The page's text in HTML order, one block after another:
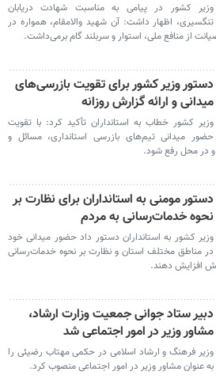
وزیر کشور در پیامی به مناسبت شهادت دریابان
تنگسیری، اظهار داشت: آن شهید والامقام، همواره در
از منافع ملی، استوار و سربلند گام برمی‌داشت.
دستور وزیر کشور برای تقویت بازرسی‎‌های
میدانی و ارائه گزارش روزانه
وزیر کشور خطاب به استانداران تأکید کرد: با تقویت
حضور میدانی تیم‌های بازرسی استانداری، مسائل و
در محل رفع شود.
دستور مومنی به استانداران برای نظارت بر
نحوه خدمات‌رسانی به مردم
وزیر کشور به استانداران دستور داد حضور میدانی خود
در مناطق مختلف استان و نظارت بر نحوه خدمات‌رسانی
افزایش دهند.
دبیر ستاد جوانی جمعیت وزارت ارشاد،
مشاور وزیر در امور اجتماعی شد
وزیر فرهنگ و ارشاد اسلامی در حکمی مهتاب رضیئی را
به عنوان مشاور وزیر در امور اجتماعی منصوب کرد.